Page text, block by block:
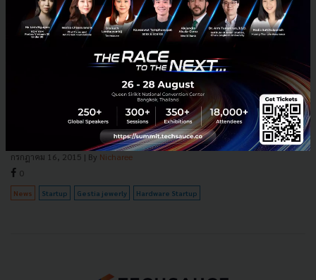
เอาใจสาวๆ Gestia jewerly แหวนอิจฉริยะที่เป็นมากกว่าเครื่อง
ด้วยอัตราการใช้งาน Smartphone ที่สูงขึ้นอย่างมากในช่วงที่ผ่านมาทำให้มี
การพัฒนาแอปพลิเคชั่นออกมาอย่างมากมาย การที่ผู้ประกอบการสร้าง
ช่องทางทางการตลาดให้แพร่หลายจะทำให้เป็นตัวดึงดูดกล...
กรกฎาคม 16, 2015 | By Nicharee
0
News Startup Gestia jewerly Hardware Startup